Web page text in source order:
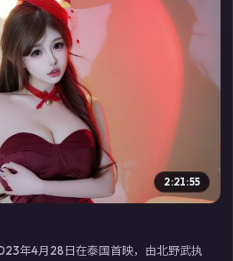
▶
2:21:55
年4月28日在泰国首映，由北野武执